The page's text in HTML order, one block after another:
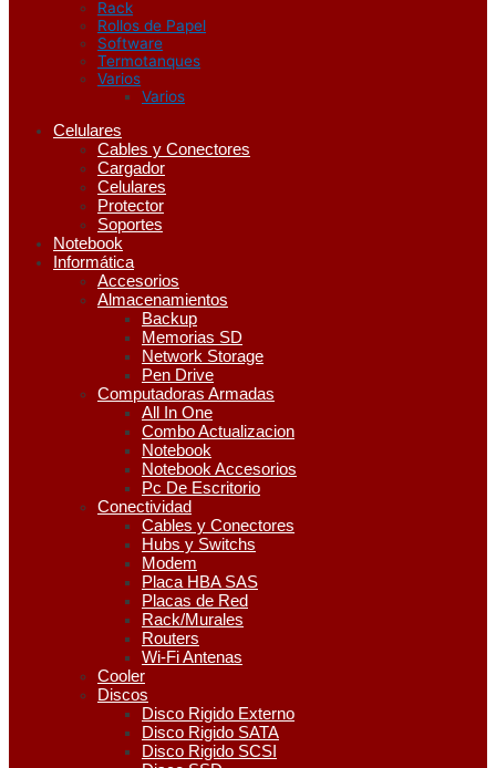
Rack
Rollos de Papel
Software
Termotanques
Varios
Varios
Celulares
Cables y Conectores
Cargador
Celulares
Protector
Soportes
Notebook
Informática
Accesorios
Almacenamientos
Backup
Memorias SD
Network Storage
Pen Drive
Computadoras Armadas
All In One
Combo Actualizacion
Notebook
Notebook Accesorios
Pc De Escritorio
Conectividad
Cables y Conectores
Hubs y Switchs
Modem
Placa HBA SAS
Placas de Red
Rack/Murales
Routers
Wi-Fi Antenas
Cooler
Discos
Disco Rigido Externo
Disco Rigido SATA
Disco Rigido SCSI